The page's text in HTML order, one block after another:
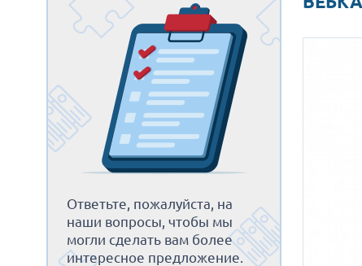
Ответьте, пожалуйста, на
наши вопросы, чтобы мы
могли сделать вам более
интересное предложение.